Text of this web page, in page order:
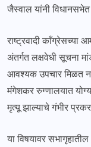
जैस्वाल यांनी
राष्ट्रवादी काँग्रेसच्या
अंतर्गत लक्षवेधी सूचना
आवश्यक उपचार मिळत
मंगेशकर रुग्णालयात
मृत्यू झाल्याचे गंभीर
या विषयावर